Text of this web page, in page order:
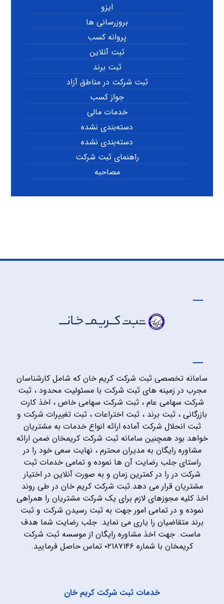
ایزو
بروزرسانی ها
پروانه کسب
ثبت آنلاین
ثبت برند
ثبت شرکت در مناطق آزاد
جواز کسب
خدمات مالی
دسته‌بندی نشده
دسته‌بندی نشده
راهنمای ثبت شرکت
مصاحبه
سامانه تخصصی ثبت شرکت کریم خان که شامل کارشناسان
مجرب در زمینه های ثبت شرکت با مسئولیت محدود ، ثبت
شرکت سهامی عام ، ثبت شرکت سهامی خاص ، اخذ کارت
بازرگانی ، ثبت برند ، ثبت اختراعات ، ثبت تغییرات شرکت و
ثبت انحلال شرکت آماده ارائه انواع خدمات به مشتریان
خواهد بود همچنین سامانه ثبت شرکت کریمخان ضمن ارائه
مشاوره رایگان به مدیران محترم ، نهایت سعی خود را در
راستای جلب رضایت آن ها نموده و تمامی خدمات ثبت
شرکت در را در کمترین زمان و به صورت آنلاین در اختیار
مشتریان قرار می دهد.ثبت شرکت کریم خان در طی روند
اخذ کلیه مجوزهای لازم برای یک شرکت مشتریان را همراهی
نموده و در تمامی امور جهت به ثبت رسیدن شرکت و ثبت
برند متقاضیان را یاری می نماید. جلب رضایت شما هدف
ماست. جهت اخذ مشاوره رایگان از موسسه ثبت شرکت
کریمخان با شماره ۰۲۱۸۷۱۴۶ تماس حاصل فرمایید.
خدمات ثبت شرکت کریم خان